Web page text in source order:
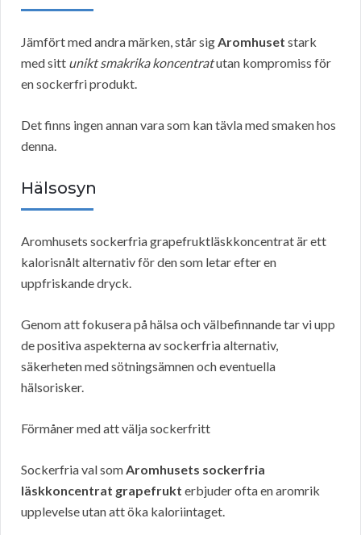
Jämfört med andra märken, står sigAromhuset stark
med sitt unikt smakrika koncentratutan kompromiss för
en sockerfri produkt.
Det finns ingen annan vara som kan tävla med smaken hos
denna.
Hälsosyn
Aromhusets sockerfria grapefruktläskkoncentrat är ett
kalorisnålt alternativ för den som letar efter en
uppfriskande dryck.
Genom att fokusera på hälsa och välbefinnande tar vi upp
de positiva aspekterna av sockerfria alternativ,
säkerheten med sötningsämnen och eventuella
hälsorisker.
Förmåner med att välja sockerfritt
Sockerfria val somAromhusets sockerfria
läskkoncentrat grapefrukt erbjuder ofta en aromrik
upplevelse utan att öka kaloriintaget.